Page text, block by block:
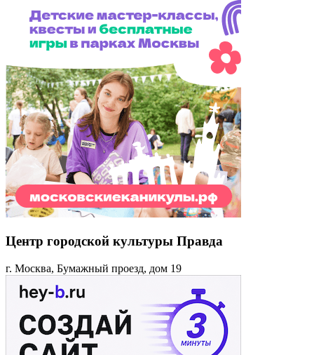
Центр городской культуры Правда
г. Москва, Бумажный проезд, дом 19